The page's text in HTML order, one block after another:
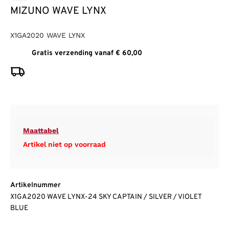
MIZUNO WAVE LYNX
X1GA2020 WAVE LYNX
Gratis verzending vanaf € 60,00
Maattabel
Artikel niet op voorraad
Artikelnummer
X1GA2020 WAVE LYNX-24 SKY CAPTAIN / SILVER / VIOLET
BLUE